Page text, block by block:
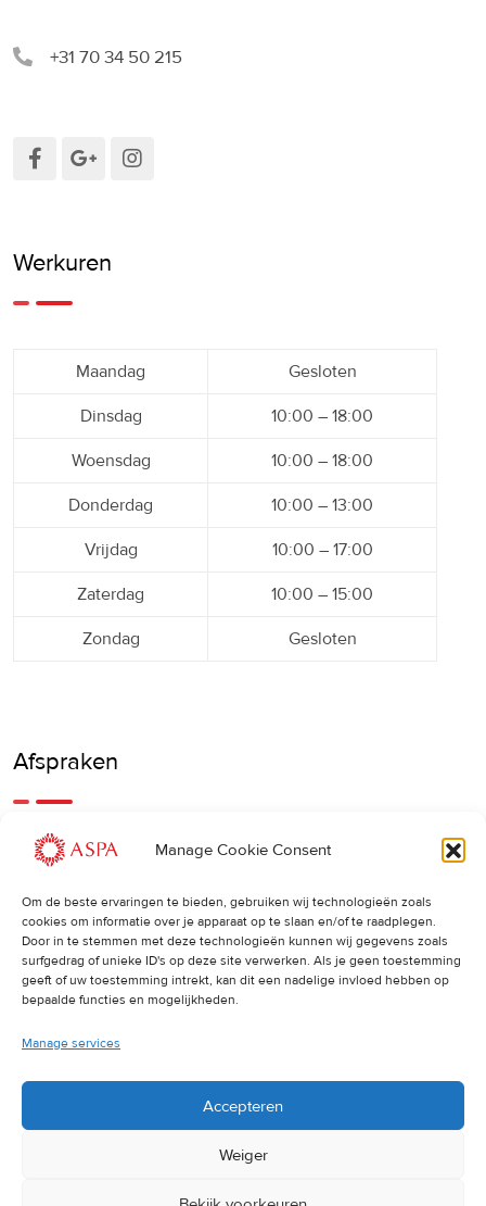
Manage Cookie Consent
Om de beste ervaringen te bieden, gebruiken wij technologieën zoals
cookies om informatie over je apparaat op te slaan en/of te raadplegen.
Door in te stemmen met deze technologieën kunnen wij gegevens zoals
surfgedrag of unieke ID's op deze site verwerken. Als je geen toestemming
geeft of uw toestemming intrekt, kan dit een nadelige invloed hebben op
bepaalde functies en mogelijkheden.
Manage services
Accepteren
Weiger
+31 70 34 50 215
Werkuren
Maandag Gesloten
Dinsdag 10:00 – 18:00
Woensdag 10:00 – 18:00
Donderdag 10:00 – 13:00
Vrijdag 10:00 – 17:00
Zaterdag 10:00 – 15:00
Zondag Gesloten
Afspraken
Een eerdere of latere afspraak is ook mogelijk, bel ons
Cancellations:
Indien u een afspraak wilt wijzigen of annuleren, vragen wij
u dit 24 uur van tevoren door te geven. Anders worden de